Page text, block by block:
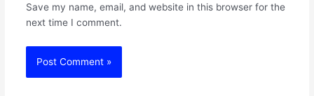
Save my name, email, and website in this browser for the
next time I comment.